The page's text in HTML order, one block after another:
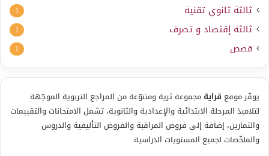
ثالثة ثانوي تقنية 1
ثالثة إقتصاد و تصرف 1
قصص 1
يوفّر موقع قرايةمجموعة ثرية ومتنوّعة من المراجع التربوية الموجّهة
لتلاميذ المرحلة الابتدائية والإعدادية والثانوية، تشمل الامتحانات والتقييمات
والتمارين، إضافة إلى فروض المراقبة والفروض التأليفية والدروس
والملخّصات لجميع المستويات الدراسية.